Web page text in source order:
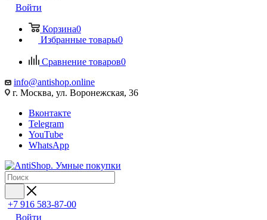
Войти
Корзина0
Избранные товары0
Сравнение товаров0
info@antishop.online
г. Москва, ул. Воронежская, 36
Вконтакте
Telegram
YouTube
WhatsApp
+7 916 583-87-00
Войти